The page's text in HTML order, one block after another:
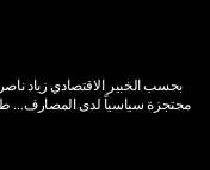
بحسب الخبير الاقتصادي زياد